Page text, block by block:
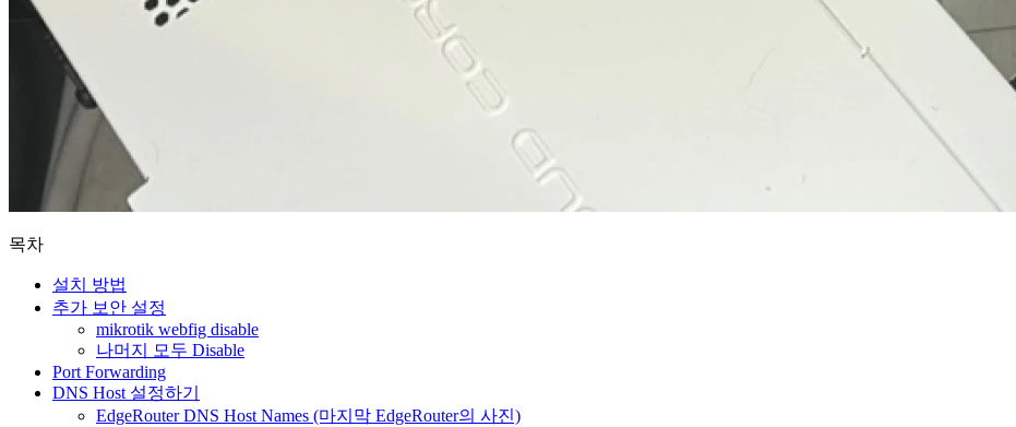
목차
설치 방법
추가 보안 설정
mikrotik webfig disable
나머지 모두 Disable
Port Forwarding
DNS Host 설정하기
EdgeRouter DNS Host Names (마지막 EdgeRouter의 사진)